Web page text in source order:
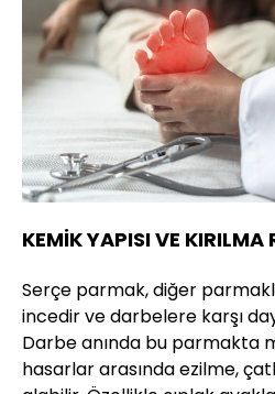
KEMİK YAPISI VE KIRILMA
Serçe parmak, diğer
incedir ve darbelere karşı
Darbe anında bu parmakta
hasarlar arasında ezilme,